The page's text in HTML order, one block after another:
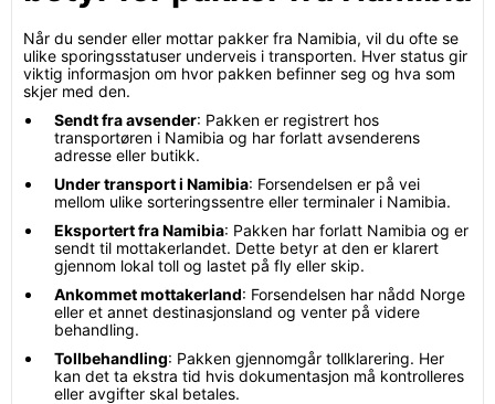
Når du sender eller mottar pakker fra Namibia, vil du ofte se
ulike sporingsstatuser underveis i transporten. Hver status gir
viktig informasjon om hvor pakken befinner seg og hva som
skjer med den.
Sendt fra avsender: Pakken er registrert hos
transportøren i Namibia og har forlatt avsenderens
adresse eller butikk.
Under transport i Namibia: Forsendelsen er på vei
mellom ulike sorteringssentre eller terminaler i Namibia.
Eksportert fra Namibia: Pakken har forlatt Namibia og er
sendt til mottakerlandet. Dette betyr at den er klarert
gjennom lokal toll og lastet på fly eller skip.
Ankommet mottakerland: Forsendelsen har nådd Norge
eller et annet destinasjonsland og venter på videre
behandling.
Tollbehandling: Pakken gjennomgår tollklarering. Her
kan det ta ekstra tid hvis dokumentasjon må kontrolleres
eller avgifter skal betales.